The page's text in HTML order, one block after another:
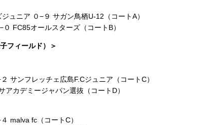
ュニア ０−９ サガン鳥栖U‑12（コートA）
FC85オールスターズ（コートB）
フィールド）＞
サンフレッチェ広島F.Cジュニア（コートC）
アカデミージャパン選抜（コートD）
malva fc（コートC）